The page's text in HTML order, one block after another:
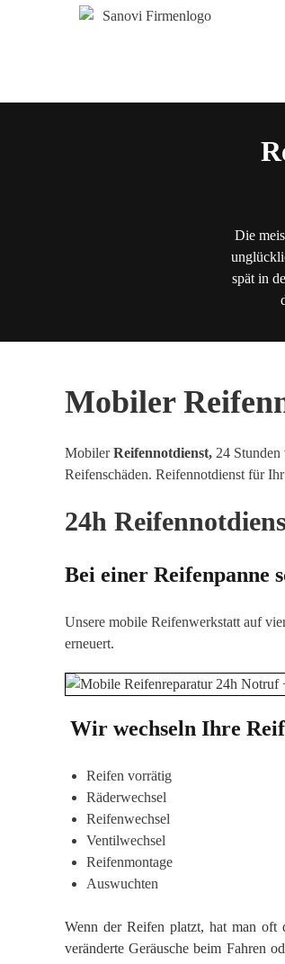
Die
spät in
Mobiler
MobilerReifennotdienst, 24
Reifenschäden. Reifennotdienst für
24h
Bei einer Reifenpanne
Unsere mobile Reifenwerkstatt auf
erneuert.
Wir wechseln Ihre
Reifen vorrätig
Räderwechsel
Reifenwechsel
Ventilwechsel
Reifenmontage
Auswuchten
Wenn der Reifen platzt, hat man oft
veränderte Geräusche beim Fahren